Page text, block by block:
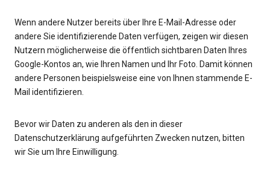
Wenn andere Nutzer bereits über Ihre E-Mail-Adresse oder
andere Sie identifizierende Daten verfügen, zeigen wir diesen
Nutzern möglicherweise die öffentlich sichtbaren Daten Ihres
Google-Kontos an, wie Ihren Namen und Ihr Foto. Damit können
andere Personen beispielsweise eine von Ihnen stammende E-
Mail identifizieren.
Bevor wir Daten zu anderen als den in dieser
Datenschutzerklärung aufgeführten Zwecken nutzen, bitten
wir Sie um Ihre Einwilligung.